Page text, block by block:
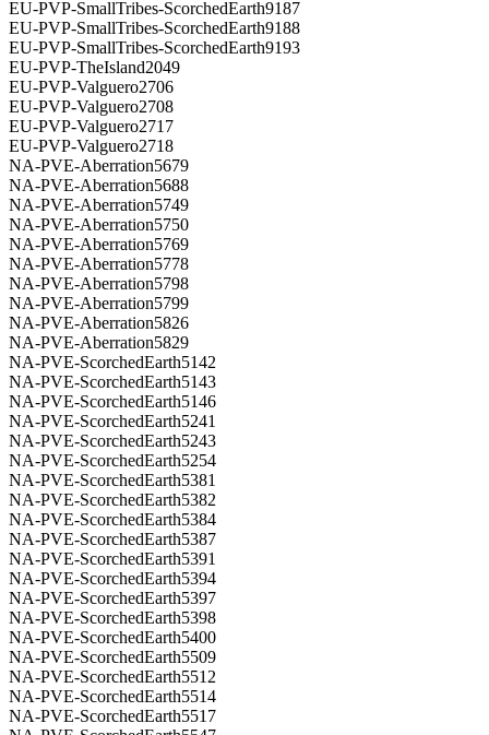
EU-PVP-SmallTribes-ScorchedEarth9187
EU-PVP-SmallTribes-ScorchedEarth9188
EU-PVP-SmallTribes-ScorchedEarth9193
EU-PVP-TheIsland2049
EU-PVP-Valguero2706
EU-PVP-Valguero2708
EU-PVP-Valguero2717
EU-PVP-Valguero2718
NA-PVE-Aberration5679
NA-PVE-Aberration5688
NA-PVE-Aberration5749
NA-PVE-Aberration5750
NA-PVE-Aberration5769
NA-PVE-Aberration5778
NA-PVE-Aberration5798
NA-PVE-Aberration5799
NA-PVE-Aberration5826
NA-PVE-Aberration5829
NA-PVE-ScorchedEarth5142
NA-PVE-ScorchedEarth5143
NA-PVE-ScorchedEarth5146
NA-PVE-ScorchedEarth5241
NA-PVE-ScorchedEarth5243
NA-PVE-ScorchedEarth5254
NA-PVE-ScorchedEarth5381
NA-PVE-ScorchedEarth5382
NA-PVE-ScorchedEarth5384
NA-PVE-ScorchedEarth5387
NA-PVE-ScorchedEarth5391
NA-PVE-ScorchedEarth5394
NA-PVE-ScorchedEarth5397
NA-PVE-ScorchedEarth5398
NA-PVE-ScorchedEarth5400
NA-PVE-ScorchedEarth5509
NA-PVE-ScorchedEarth5512
NA-PVE-ScorchedEarth5514
NA-PVE-ScorchedEarth5517